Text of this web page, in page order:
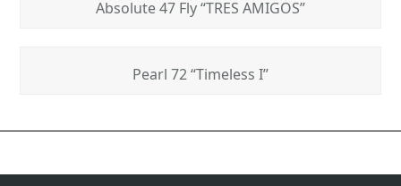
Absolute 47 Fly “TRES AMIGOS”
Pearl 72 “Timeless I”